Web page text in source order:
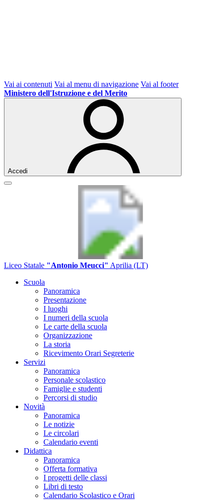
Vai ai contenuti Vai al menu di navigazione Vai al footer
Ministero dell'Istruzione e del Merito
Accedi
Liceo Statale "Antonio Meucci" Aprilia (LT)
Scuola
Panoramica
Presentazione
I luoghi
I numeri della scuola
Le carte della scuola
Organizzazione
La storia
Ricevimento Orari Segreterie
Servizi
Panoramica
Personale scolastico
Famiglie e studenti
Percorsi di studio
Novità
Panoramica
Le notizie
Le circolari
Calendario eventi
Didattica
Panoramica
Offerta formativa
I progetti delle classi
Libri di testo
Calendario Scolastico e Orari